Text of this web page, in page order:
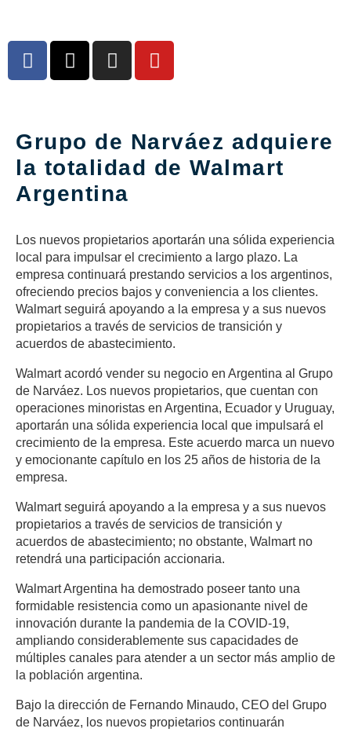
Grupo de Narváez adquiere
la totalidad de Walmart
Argentina
Los nuevos propietarios aportarán una sólida experiencia
local para impulsar el crecimiento a largo plazo. La
empresa continuará prestando servicios a los argentinos,
ofreciendo precios bajos y conveniencia a los clientes.
Walmart seguirá apoyando a la empresa y a sus nuevos
propietarios a través de servicios de transición y
acuerdos de abastecimiento.
Walmart acordó vender su negocio en Argentina al Grupo
de Narváez. Los nuevos propietarios, que cuentan con
operaciones minoristas en Argentina, Ecuador y Uruguay,
aportarán una sólida experiencia local que impulsará el
crecimiento de la empresa. Este acuerdo marca un nuevo
y emocionante capítulo en los 25 años de historia de la
empresa.
Walmart seguirá apoyando a la empresa y a sus nuevos
propietarios a través de servicios de transición y
acuerdos de abastecimiento; no obstante, Walmart no
retendrá una participación accionaria.
Walmart Argentina ha demostrado poseer tanto una
formidable resistencia como un apasionante nivel de
innovación durante la pandemia de la COVID-19,
ampliando considerablemente sus capacidades de
múltiples canales para atender a un sector más amplio de
la población argentina.
Bajo la dirección de Fernando Minaudo, CEO del Grupo
de Narváez, los nuevos propietarios continuarán